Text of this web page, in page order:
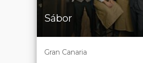
Sábor
Gran Canaria